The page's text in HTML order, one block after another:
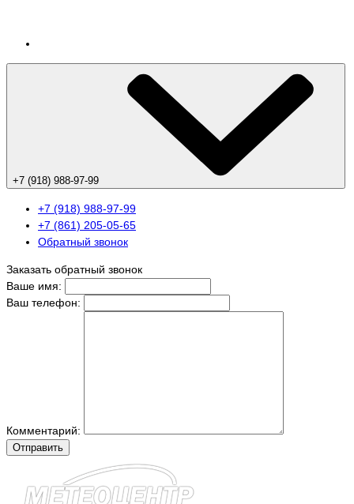
+7 (918) 988-97-99
+7 (918) 988-97-99
+7 (861) 205-05-65
Обратный звонок
Заказать обратный звонок
Ваше имя:
Ваш телефон:
Комментарий:
Отправить